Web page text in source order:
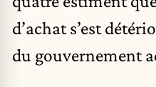
d’achat s’est
du gouvernement